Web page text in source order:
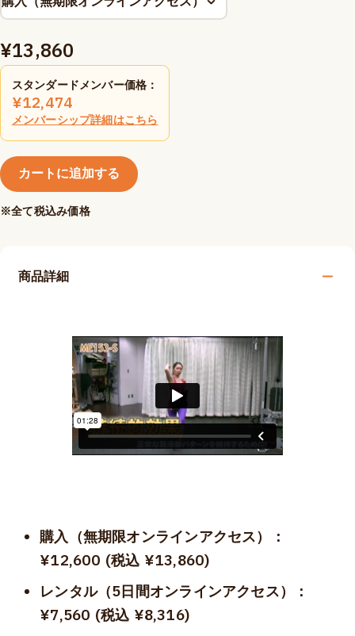
¥13,860
スタンダードメンバー価格：
¥12,474
メンバーシップ詳細はこちら
カートに追加する
※全て税込み価格
商品詳細
購入（無期限オンラインアクセス）：
¥12,600 (税込 ¥13,860)
レンタル（5日間オンラインアクセス）：
¥7,560 (税込 ¥8,316)